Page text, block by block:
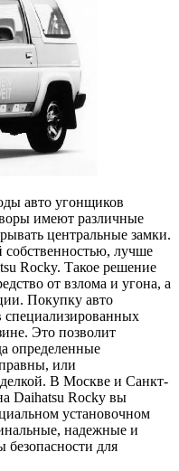
авто угонщиков
имеют различные
центральные замки.
собственностью, лучше
Rocky. Такое решение
от взлома и угона, а
Покупку авто
специализированных
Это позволит
определенные
или
В Москве и Санкт-
Daihatsu Rocky вы
установочном
надежные и
для